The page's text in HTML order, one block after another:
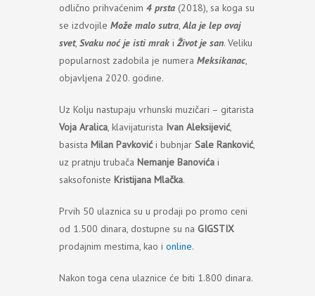
odlično prihvaćenim 4 prsta (2018), sa koga su
se izdvojile Može malo sutra,Ala je lep ovaj
svet, Svaku noć je isti mrak i Život je san. Veliku
popularnost zadobila je numera Meksikanac,
objavljena 2020. godine.
Uz Kolju nastupaju vrhunski muzičari – gitarista
Voja Aralica, klavijaturista Ivan Aleksijević,
basista Milan Pavkovići bubnjar Sale Ranković,
uz pratnju trubača Nemanje Banovića i
saksofoniste Kristijana Mlačka.
Prvih 50 ulaznica su u prodaji po promo ceni
od 1.500 dinara, dostupne su na GIGSTIX
prodajnim mestima, kao i online.
Nakon toga cena ulaznice će biti 1.800 dinara.